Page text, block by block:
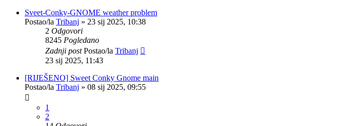
Sveet-Conky-GNOME weather problem
Postao/la Tribanj » 23 sij 2025, 10:38
2 Odgovori
8245 Pogledano
Zadnji postPostao/la Tribanj
23 sij 2025, 11:43
[RIJEŠENO] Sweet Conky Gnome main
Postao/la Tribanj » 08 sij 2025, 09:55
1
2